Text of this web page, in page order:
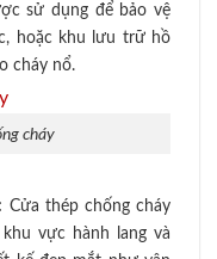
sử dụng để bảo vệ
hoặc khu lưu trữ hồ
cháy nổ.
cháy
Cửa thép chống cháy
vực hành lang và